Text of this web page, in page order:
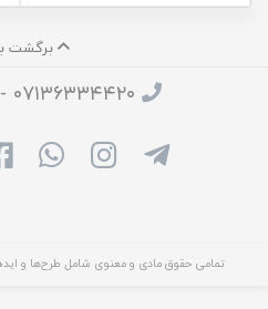
برگشت
۰۷۱۳۶۳۳۴۴۲۰ - ۰۹۰۵۵۱۸۰۸۸۷
تمامی حقوق مادی و معنوی شامل طرح‌ها و